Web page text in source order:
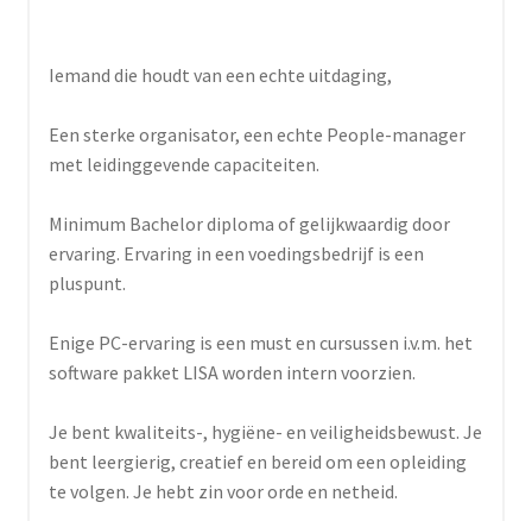
Iemand die houdt van een echte uitdaging,
Een sterke organisator, een echte People-manager
met leidinggevende capaciteiten.
Minimum Bachelor diploma of gelijkwaardig door
ervaring. Ervaring in een voedingsbedrijf is een
pluspunt.
Enige PC-ervaring is een must en cursussen i.v.m. het
software pakket LISA worden intern voorzien.
Je bent kwaliteits-, hygiëne- en veiligheidsbewust. Je
bent leergierig, creatief en bereid om een opleiding
te volgen. Je hebt zin voor orde en netheid.